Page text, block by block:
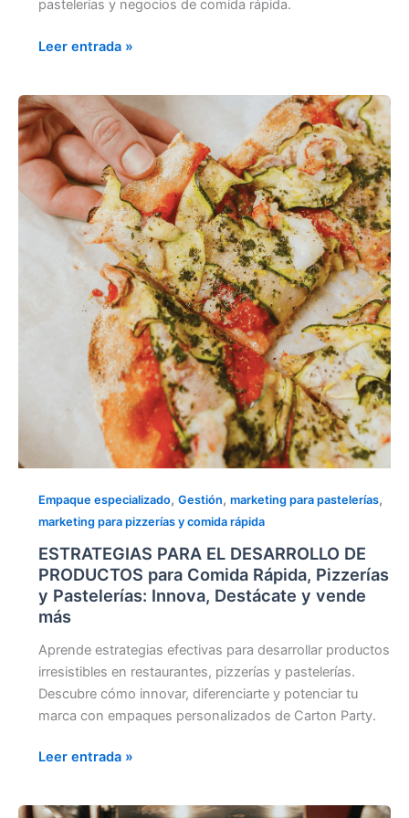
pastelerías y negocios de comida rápida.
Leer entrada »
Empaque especializado, Gestión, marketing para pastelerías,
marketing para pizzerías y comida rápida
ESTRATEGIAS PARA EL DESARROLLO DE
PRODUCTOS para Comida Rápida, Pizzerías
y Pastelerías: Innova, Destácate y vende
más
Aprende estrategias efectivas para desarrollar productos
irresistibles en restaurantes, pizzerías y pastelerías.
Descubre cómo innovar, diferenciarte y potenciar tu
marca con empaques personalizados de Carton Party.
ESTRATEGIAS
PARA
EL
DESARROLLO
DE
PRODUCTOS
para
Comida
Pizzerías
Pastelerías:
Destácate
Leer entrada »